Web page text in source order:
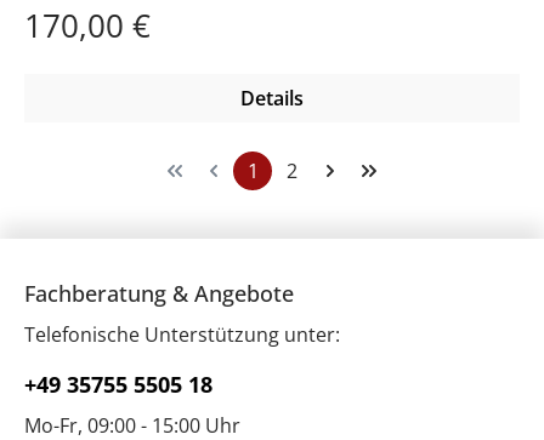
Regulärer Preis:
170,00 €
Details
Seite
1 Seite
2
Fachberatung & Angebote
Telefonische Unterstützung unter:
+49 35755 5505 18
Mo-Fr, 09:00 - 15:00 Uhr